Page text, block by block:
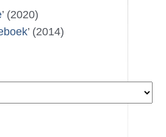
’ (2020)
’ (2014)